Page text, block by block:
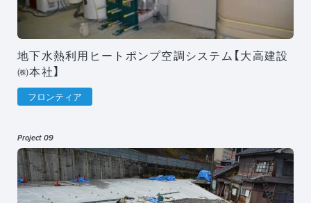
地下水熱利用ヒートポンプ空調システム【大高建設
㈱本社】
フロンティア
Project 09